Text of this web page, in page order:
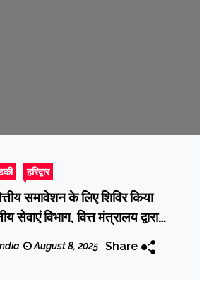
हरिद्वार
समावेशन के लिए शिविर किया
सेवाएं विभाग, वित्त मंत्रालय द्वारा
समावेशन हेतु तीन माह का अभियान किया
August 8, 2025 Share